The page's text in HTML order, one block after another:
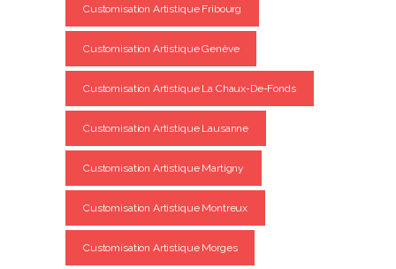
Customisation Artistique Fribourg
Customisation Artistique Genève
Customisation Artistique La Chaux-De-Fonds
Customisation Artistique Lausanne
Customisation Artistique Martigny
Customisation Artistique Montreux
Customisation Artistique Morges